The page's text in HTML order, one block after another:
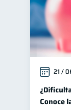
21 /
Conoce